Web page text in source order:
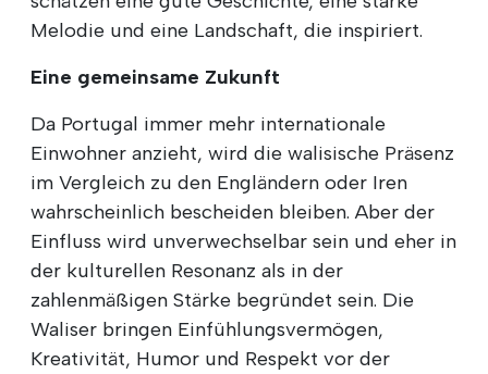
Melodie und eine Landschaft, die inspiriert.
Eine gemeinsame Zukunft
Da Portugal immer mehr internationale
Einwohner anzieht, wird die walisische Präsenz
im Vergleich zu den Engländern oder Iren
wahrscheinlich bescheiden bleiben. Aber der
Einfluss wird unverwechselbar sein und eher in
der kulturellen Resonanz als in der
zahlenmäßigen Stärke begründet sein. Die
Waliser bringen Einfühlungsvermögen,
Kreativität, Humor und Respekt vor der